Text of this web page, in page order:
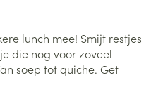
lunch mee! Smijt restjes
die nog voor zoveel
soep tot quiche. Get